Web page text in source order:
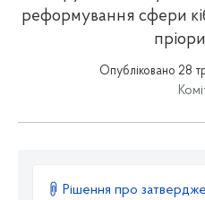
реформування сфери
Опубліковано 28
Рішення про